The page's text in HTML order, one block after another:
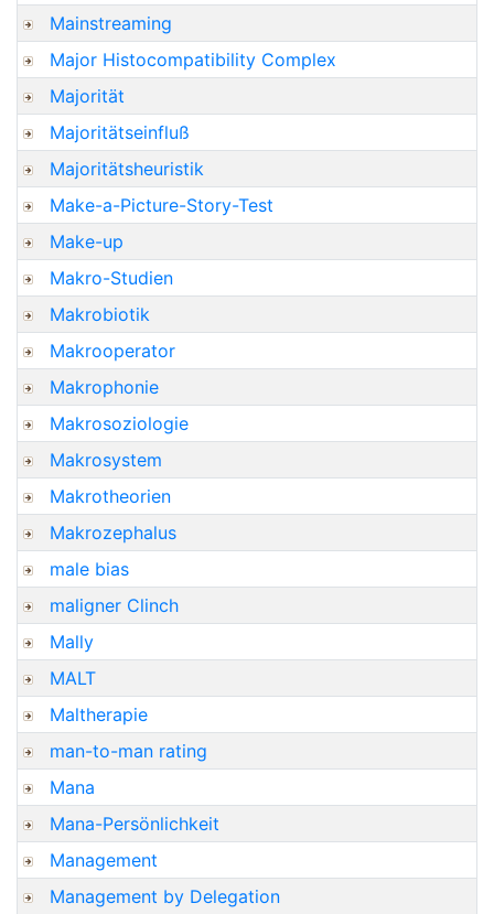
Mainstreaming
Major Histocompatibility Complex
Majorität
Majoritätseinfluß
Majoritätsheuristik
Make-a-Picture-Story-Test
Make-up
Makro-Studien
Makrobiotik
Makrooperator
Makrophonie
Makrosoziologie
Makrosystem
Makrotheorien
Makrozephalus
male bias
maligner Clinch
Mally
MALT
Maltherapie
man-to-man rating
Mana
Mana-Persönlichkeit
Management
Management by Delegation